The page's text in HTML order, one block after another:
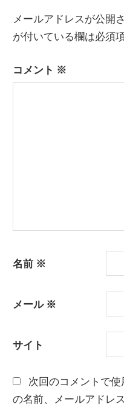
ゲ
シ
メールアドレスが公開
が付いている欄は必須
コメント ※
名前 ※
メール ※
サイト
次回のコメントで
の名前、メールアドレ